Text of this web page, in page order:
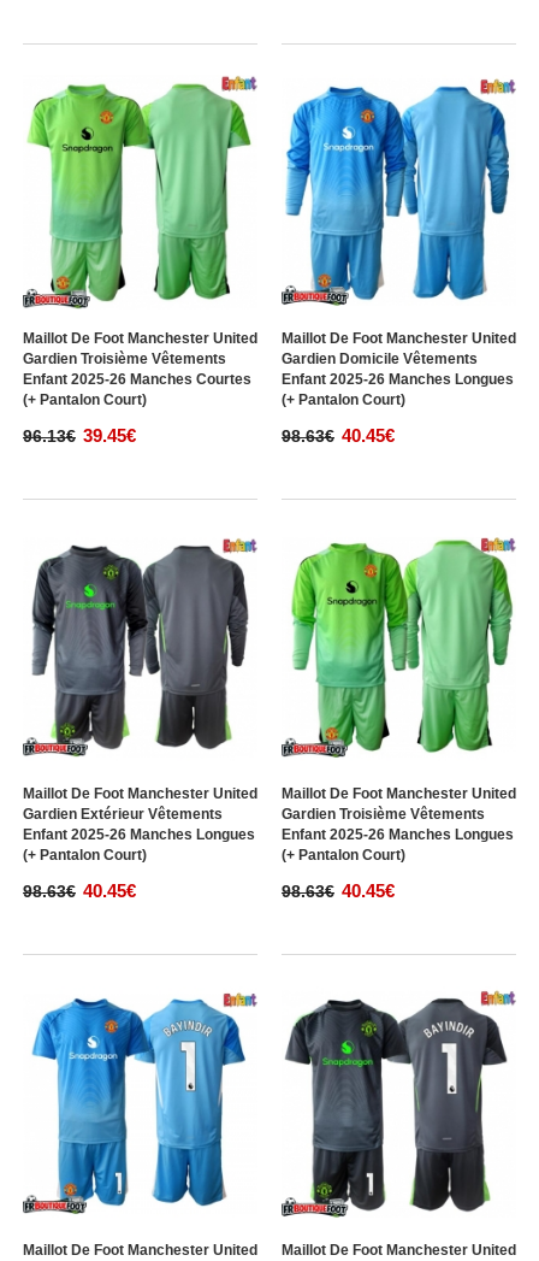
Maillot De Foot Manchester United
Gardien Troisième Vêtements
Enfant 2025-26 Manches Courtes
(+ Pantalon Court)
96.13€ 39.45€
Maillot De Foot Manchester United
Gardien Domicile Vêtements
Enfant 2025-26 Manches Longues
(+ Pantalon Court)
98.63€ 40.45€
Maillot De Foot Manchester United
Gardien Extérieur Vêtements
Enfant 2025-26 Manches Longues
(+ Pantalon Court)
98.63€ 40.45€
Maillot De Foot Manchester United
Gardien Troisième Vêtements
Enfant 2025-26 Manches Longues
(+ Pantalon Court)
98.63€ 40.45€
Maillot De Foot Manchester United
Maillot De Foot Manchester United